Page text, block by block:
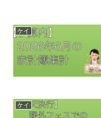
ケイ
ケイ